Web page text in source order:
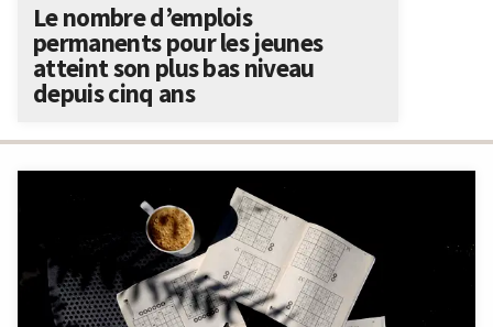
Le nombre d’emplois
permanents pour les jeunes
atteint son plus bas niveau
depuis cinq ans